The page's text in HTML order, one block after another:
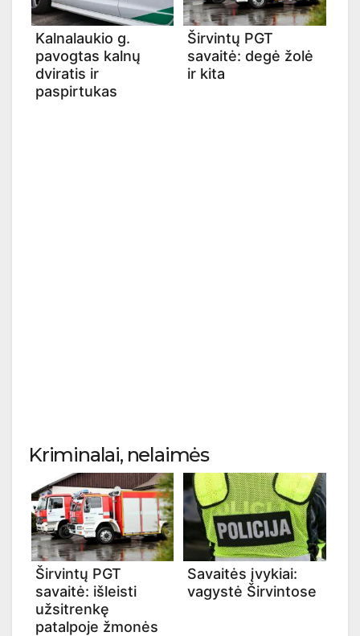
Kalnalaukio g.
pavogtas kalnų
dviratis ir
paspirtukas
Širvintų PGT
savaitė: degė žolė
ir kita
Kriminalai, nelaimės
Širvintų PGT
savaitė: išleisti
užsitrenkę
patalpoje žmonės
Savaitės įvykiai:
vagystė Širvintose